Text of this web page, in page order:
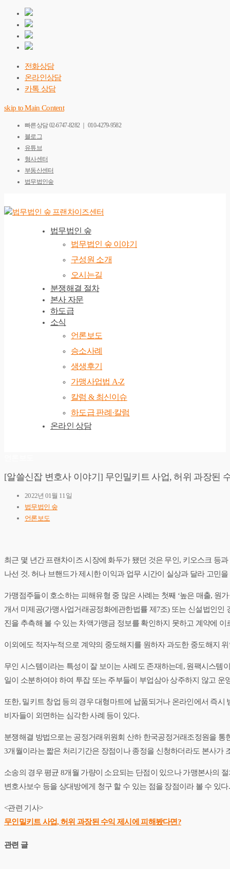
전화상담
온라인상담
카톡 상담
skip to Main Content
빠른상담02-6747-8282 ｜ 010-4279-9582
블로그
유튜브
형사센터
부동산센터
법무법인숲
법무법인 숲
법무법인 숲 이야기
구성원 소개
오시는길
분쟁해결 절차
본사 자문
하도급
소식
언론보도
승소사례
생생후기
가맹사업법 A-Z
칼럼 & 최신이슈
하도급 판례·칼럼
온라인 상담
[알쓸신잡 변호사 이야기] 무인밀키트 사업, 허위 과장된
2022년 01월 11일
법무법인 숲
언론보도
최근 몇 년간 프랜차이즈 시장에 화두가 됐던 것은 무인, 키오스크 등
나선 것. 허나 브핸드가 제시한 이익과 업무 시간이 실상과 달라 고민
가맹점주들이 호소하는 피해유형 중 많은 사례는 첫째 ‘높은 매출, 원
개서 미제공(가맹사업거래공정화에관한법률 제7조) 또는 신설법인
진을 추측해 볼 수 있는 차액가맹금 정보를 확인하지 못하고 계약에 이
이외에도 적자누적으로 계약의 중도해지를 원하자 과도한 중도해지
무인 시스템이라는 특성이 잘 보이는 사례도 존재하는데, 원팩시스템
일이 소분하여야 하여 투잡 또는 주부들이 부업삼아 상주하지 않고
또한, 밀키트 창업 등의 경우 대형마트에 납품되거나 온라인에서 즉
비자들이 외면하는 심각한 사례 등이 있다.
분쟁해결 방법으로는 공정거래위원회 산하 한국공정거래조정원을
3개월이라는 짧은 처리기간은 장점이나 종정을 신청하더라도 본사가
소송의 경우 평균 8개월 가량이 소요되는 단점이 있으나 가맹본사의
변호사보수 등을 상대방에게 청구 할 수 있는 점을 장점이라 볼 수 있다.
<관련 기사>
무인밀키트 사업, 허위 과장된 수익 제시에 피해봤다면?
관련 글